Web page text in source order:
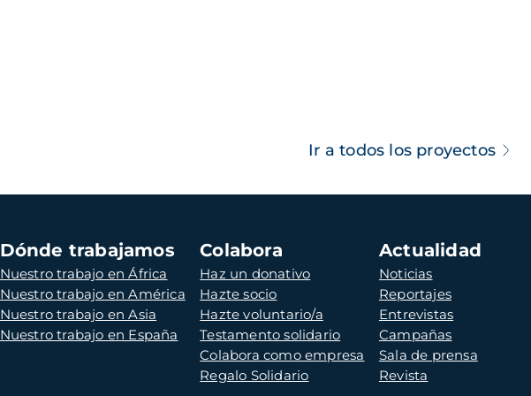
Ir a todos los proyectos
Dónde trabajamos
Nuestro trabajo en África
Nuestro trabajo en América
Nuestro trabajo en Asia
Nuestro trabajo en España
Colabora
Haz un donativo
Hazte socio
Hazte voluntario/a
Testamento solidario
Colabora como empresa
Regalo Solidario
Actualidad
Noticias
Reportajes
Entrevistas
Campañas
Sala de prensa
Revista